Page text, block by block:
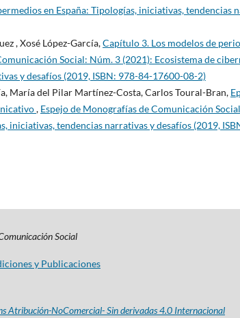
en España: Tipologías, iniciativas,
, Xosé López-García,Capítulo 3. Los modelos de
Social: Núm. 3 (2021): Ecosistema de
y desafíos (2019, ISBN: 978-84-17600-08-2)
María del Pilar Martínez-Costa, Carlos Toural-Bran,
, Espejo de Monografías de Comunicación
iniciativas, tendencias narrativas y desafíos (2019,
Social
y Publicaciones
Atribución-NoComercial- Sin derivadas 4.0 Internacional